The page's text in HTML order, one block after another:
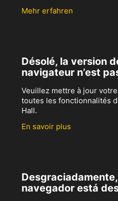
Mehr erfahren
Désolé, la version
navigateur n’est
Veuillez mettre à jour
toutes les fonctionnalités
Hall.
En savoir plus
navegador está